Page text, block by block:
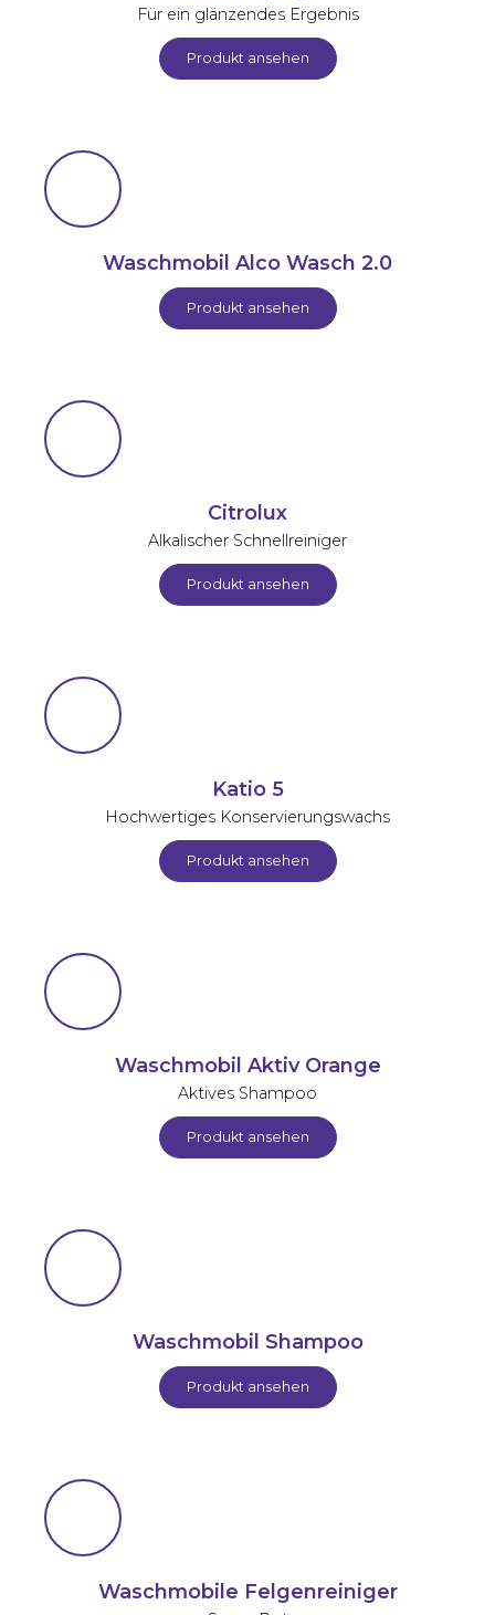
Für ein glänzendes Ergebnis
Produkt ansehen
Waschmobil Alco Wasch 2.0
Produkt ansehen
Citrolux
Alkalischer Schnellreiniger
Produkt ansehen
Katio 5
Hochwertiges Konservierungswachs
Produkt ansehen
Waschmobil Aktiv Orange
Aktives Shampoo
Produkt ansehen
Waschmobil Shampoo
Produkt ansehen
Waschmobile Felgenreiniger